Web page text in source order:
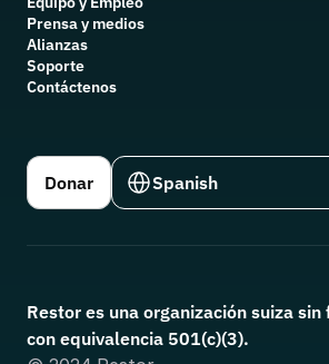
Prensa y medios
Alianzas
Soporte
Contáctenos
Donar
Select Language
Spanish
Restor es una organización suiza
con equivalencia 501(c)(3).